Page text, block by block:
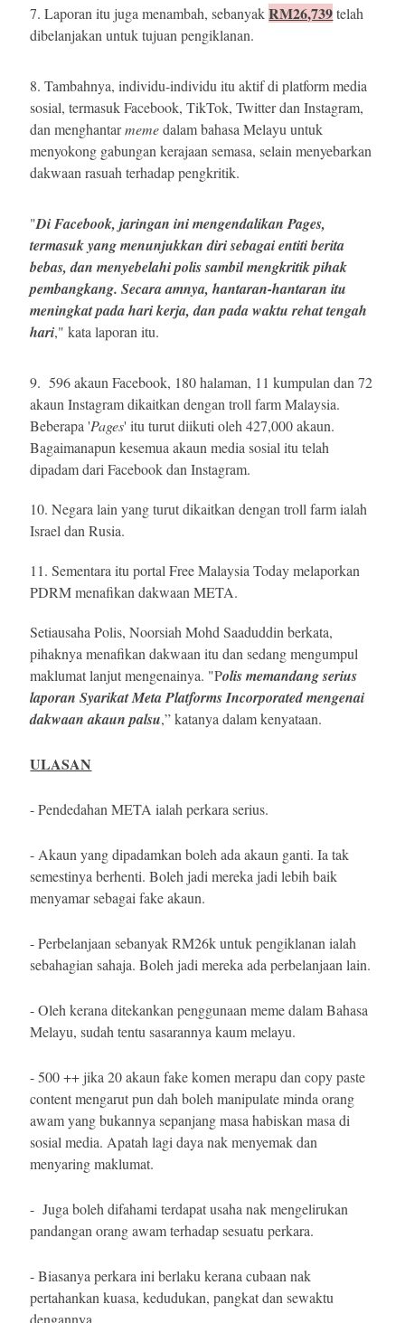
7. Laporan itu juga menambah,sebanyakRM26,739telah
dibelanjakan untuk tujuan pengiklanan.
8. Tambahnya, individu-individu itu aktif di platform media
sosial, termasuk Facebook, TikTok, Twitter dan Instagram,
dan menghantarmemedalam bahasa Melayu untuk
menyokong gabungan kerajaan semasa, selain menyebarkan
dakwaan rasuah terhadap pengkritik.
"Di Facebook, jaringan ini mengendalikanPages,
termasuk yang menunjukkan diri sebagai entiti berita
bebas, dan menyebelahi polis sambil mengkritik pihak
pembangkang. Secara amnya, hantaran-hantaran itu
meningkat pada hari kerja, dan pada waktu rehat tengah
hari," kata laporan itu.
9.596 akaun Facebook, 180 halaman, 11 kumpulan dan 72
akaun Instagram dikaitkan dengan troll farm Malaysia.
Beberapa 'Pages' itu turut diikuti oleh 427,000 akaun.
Bagaimanapun kesemua akaun media sosial itutelah
dipadam dari Facebook dan Instagram.
10.Negara lain yang turut dikaitkan dengan troll farm ialah
Israel dan Rusia.
11. Sementara itu portal Free Malaysia Today melaporkan
PDRM menafikan dakwaan META.
Setiausaha Polis, Noorsiah Mohd Saaduddin berkata,
pihaknya menafikan dakwaan itu dan sedang mengumpul
maklumat lanjut mengenainya. "Polis memandang serius
laporan Syarikat Meta Platforms Incorporated mengenai
dakwaan akaun palsu,” katanya dalam kenyataan.
ULASAN
- Pendedahan META ialah perkara serius.
- Akaun yang dipadamkan boleh ada akaun ganti. Ia tak
semestinya berhenti. Boleh jadi mereka jadi lebih baik
menyamar sebagai fake akaun.
- Perbelanjaan sebanyak RM26k untuk pengiklanan ialah
sebahagian sahaja. Boleh jadi mereka ada perbelanjaan lain.
- Oleh kerana ditekankan penggunaan meme dalam Bahasa
Melayu, sudah tentu sasarannya kaum melayu.
- 500 ++ jika 20 akaun fake komen merapu dan copy paste
content mengarut pun dah boleh manipulate minda orang
awam yang bukannya sepanjang masa habiskan masa di
sosial media. Apatah lagi daya nak menyemak dan
menyaring maklumat.
- Juga boleh difahami terdapat usaha nak mengelirukan
pandangan orang awam terhadap sesuatu perkara.
- Biasanya perkara ini berlaku kerana cubaan nak
pertahankan kuasa, kedudukan, pangkat dan sewaktu
dengannya.